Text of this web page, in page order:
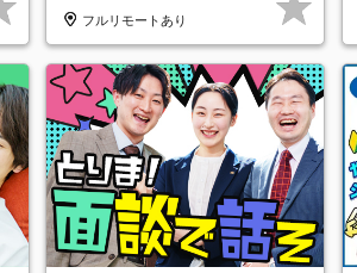
フルリモートあり